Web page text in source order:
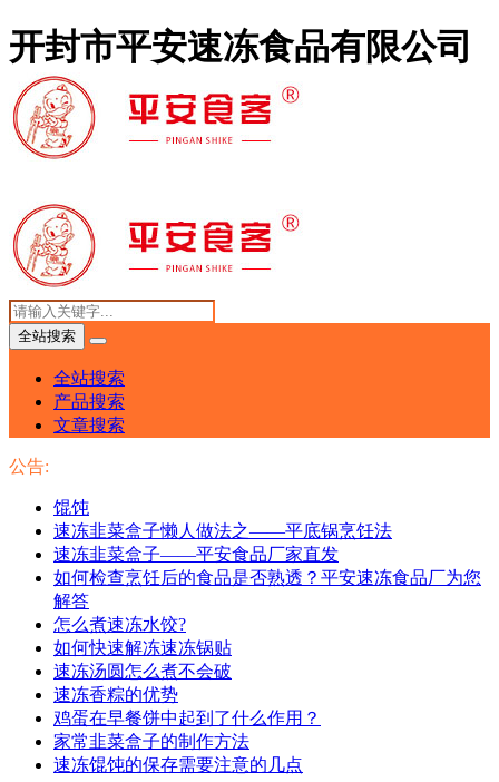
开封市平安速冻食品有限公司
全站搜索
全站搜索
产品搜索
文章搜索
公告:
馄饨
速冻韭菜盒子懒人做法之——平底锅烹饪法
速冻韭菜盒子——平安食品厂家直发
如何检查烹饪后的食品是否熟透？平安速冻食品厂为您
解答
怎么煮速冻水饺?
如何快速解冻速冻锅贴
速冻汤圆怎么煮不会破
速冻香粽的优势
鸡蛋在早餐饼中起到了什么作用？
家常韭菜盒子的制作方法
速冻馄饨的保存需要注意的几点